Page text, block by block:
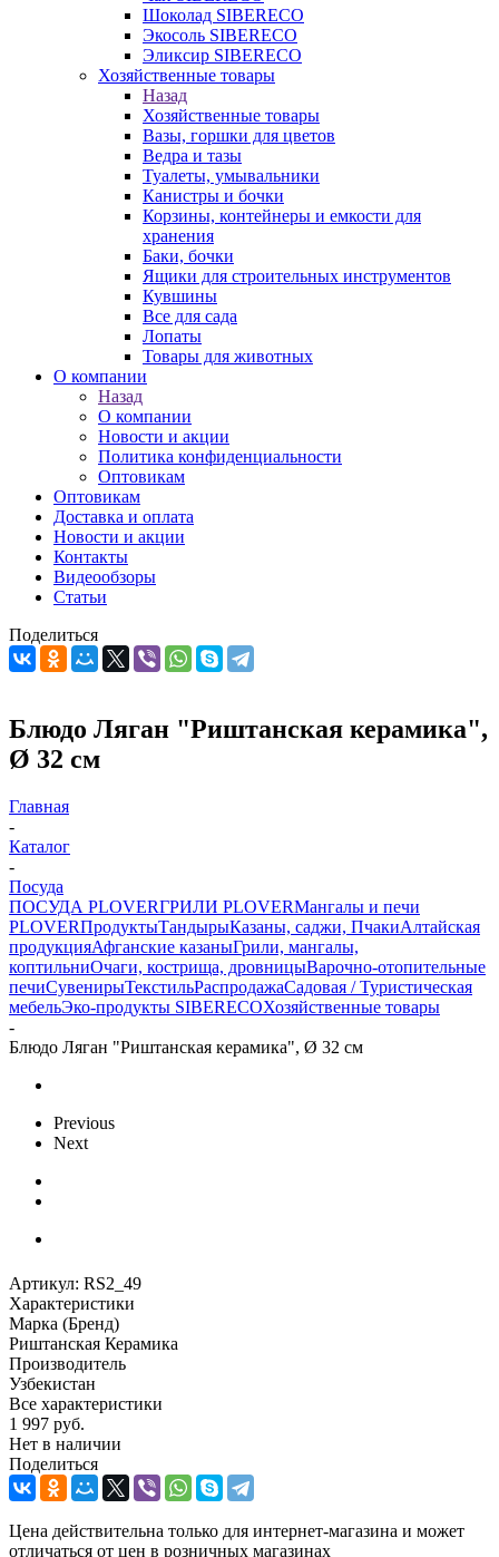
Шоколад SIBERECO
Экосоль SIBERECO
Эликсир SIBERECO
Хозяйственные товары
Назад
Хозяйственные товары
Вазы, горшки для цветов
Ведра и тазы
Туалеты, умывальники
Канистры и бочки
Корзины, контейнеры и емкости для
хранения
Баки, бочки
Ящики для строительных инструментов
Кувшины
Все для сада
Лопаты
Товары для животных
О компании
Назад
О компании
Новости и акции
Политика конфиденциальности
Оптовикам
Оптовикам
Доставка и оплата
Новости и акции
Контакты
Видеообзоры
Статьи
Поделиться
Блюдо Ляган "Риштанская керамика",
Ø 32 см
Главная
-
Каталог
-
Посуда
ПОСУДА PLOVERГРИЛИ PLOVERМангалы и печи
PLOVERПродуктыТандырыКазаны, саджи, ПчакиАлтайская
продукцияАфганские казаныГрили, мангалы,
коптильниОчаги, кострища, дровницыВарочно-отопительные
печиСувенирыТекстильРаспродажаСадовая / Туристическая
мебельЭко-продукты SIBERECOХозяйственные товары
-
Блюдо Ляган "Риштанская керамика", Ø 32 см
Previous
Next
Артикул: RS2_49
Характеристики
Марка (Бренд)
Риштанская Керамика
Производитель
Узбекистан
Все характеристики
1 997 руб.
Нет в наличии
Поделиться
Цена действительна только для интернет-магазина и может
отличаться от цен в розничных магазинах